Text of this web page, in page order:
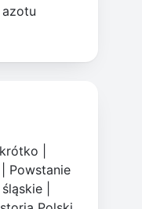
Powstanie